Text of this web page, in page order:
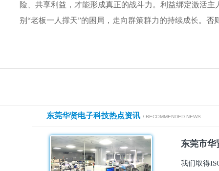
险、共享利益，才能形成真正的战斗力。利益绑定激活
别“老板一人撑天”的困局，走向群策群力的持续成长。
东莞华贤电子科技热点资讯 / RECOMMENDED NEWS
东莞市华
我们取得